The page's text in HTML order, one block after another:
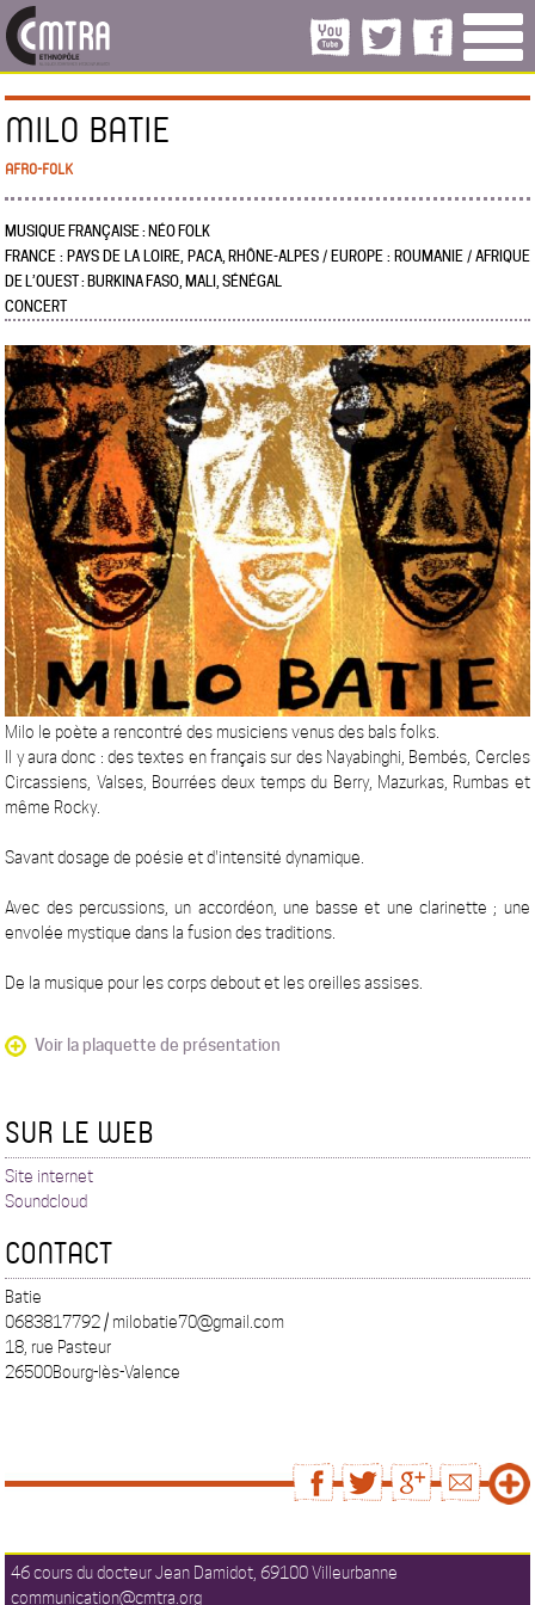
MILO BATIE
AFRO-FOLK
MUSIQUE FRANÇAISE : NÉO FOLK
FRANCE : PAYS DE LA LOIRE, PACA, RHÔNE-ALPES / EUROPE : ROUMANIE / AFRIQUE
DE L’OUEST : BURKINA FASO, MALI, SÉNÉGAL
CONCERT
Milo le poète a rencontré des musiciens venus des bals folks.
Il y aura donc : des textes en français sur des Nayabinghi, Bembés, Cercles
Circassiens, Valses, Bourrées deux temps du Berry, Mazurkas, Rumbas et
même Rocky.
Savant dosage de poésie et d'intensité dynamique.
Avec des percussions, un accordéon, une basse et une clarinette ; une
envolée mystique dans la fusion des traditions.
De la musique pour les corps debout et les oreilles assises.
Voir la plaquette de présentation
SUR LE WEB
Site internet
Soundcloud
CONTACT
Batie
0683817792 / milobatie70@gmail.com
18, rue Pasteur
26500Bourg-lès-Valence
46 cours du docteur Jean Damidot, 69100 Villeurbanne
communication@cmtra.org